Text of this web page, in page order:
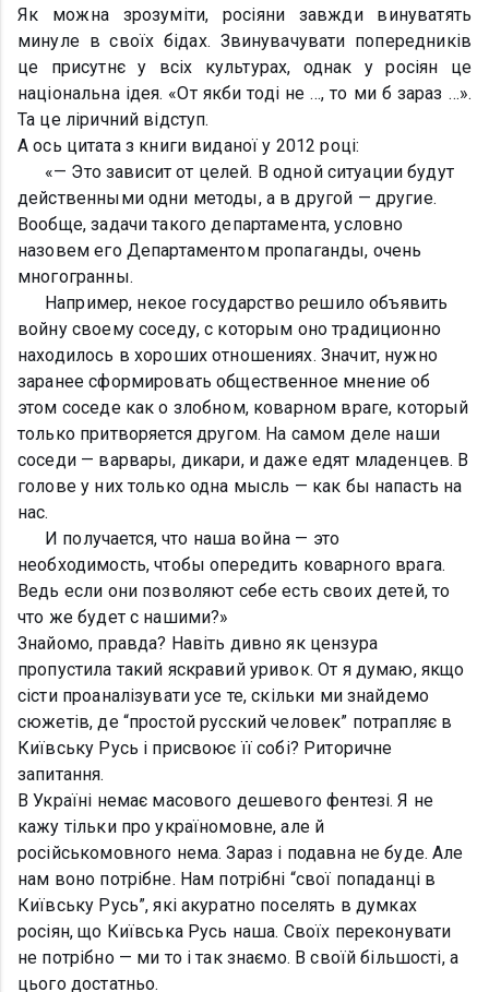
Як можна зрозуміти, росіяни завжди винуватять
минуле в своїх бідах. Звинувачувати попередників
це присутнє у всіх культурах, однак у росіян це
національна ідея. «От якби тоді не …, то ми б зараз …».
Та це ліричний відступ.
А ось цитата з книги виданої у 2012 році:
«— Это зависит от целей. В одной ситуации будут
действенными одни методы, а в другой — другие.
Вообще, задачи такого департамента, условно
назовем его Департаментом пропаганды, очень
многогранны.
Например, некое государство решило объявить
войну своему соседу, с которым оно традиционно
находилось в хороших отношениях. Значит, нужно
заранее сформировать общественное мнение об
этом соседе как о злобном, коварном враге, который
только притворяется другом. На самом деле наши
соседи — варвары, дикари, и даже едят младенцев. В
голове у них только одна мысль — как бы напасть на
нас.
И получается, что наша война — это
необходимость, чтобы опередить коварного врага.
Ведь если они позволяют себе есть своих детей, то
что же будет с нашими?»
Знайомо, правда? Навіть дивно як цензура
пропустила такий яскравий уривок. От я думаю, якщо
сісти проаналізувати усе те, скільки ми знайдемо
сюжетів, де “простой русский человек” потрапляє в
Київську Русь і присвоює її собі? Риторичне
запитання.
В Україні немає масового дешевого фентезі. Я не
кажу тільки про україномовне, але й
російськомовного нема. Зараз і подавна не буде. Але
нам воно потрібне. Нам потрібні “свої попаданці в
Київську Русь”, які акуратно поселять в думках
росіян, що Київська Русь наша. Своїх переконувати
не потрібно — ми то і так знаємо. В своїй більшості, а
цього достатньо.